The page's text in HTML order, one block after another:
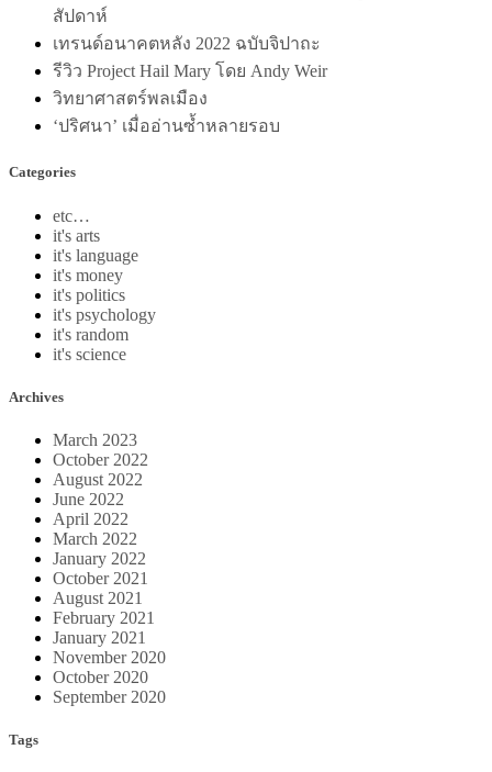
สัปดาห์
เทรนด์อนาคตหลัง 2022 ฉบับจิปาถะ
รีวิว Project Hail Mary โดย Andy Weir
วิทยาศาสตร์พลเมือง
‘ปริศนา’ เมื่ออ่านซ้ำหลายรอบ
Categories
etc…
it's arts
it's language
it's money
it's politics
it's psychology
it's random
it's science
Archives
March 2023
October 2022
August 2022
June 2022
April 2022
March 2022
January 2022
October 2021
August 2021
February 2021
January 2021
November 2020
October 2020
September 2020
Tags